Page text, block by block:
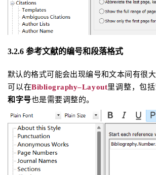
3.2.6 参考文献的编号和段落格式
默认的格式可能会出现编号和文本间有很大
可以在Bibliography–Layout里调整，包括
和字号也是需要调整的。